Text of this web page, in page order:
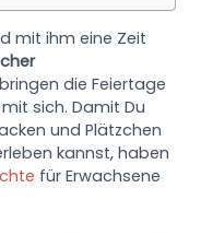
mit ihm eine Zeit
die Feiertage
sich. Damit Du
und Plätzchen
kannst, haben
für Erwachsene